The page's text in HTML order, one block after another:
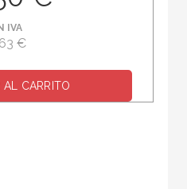
IVA
€
AL CARRITO